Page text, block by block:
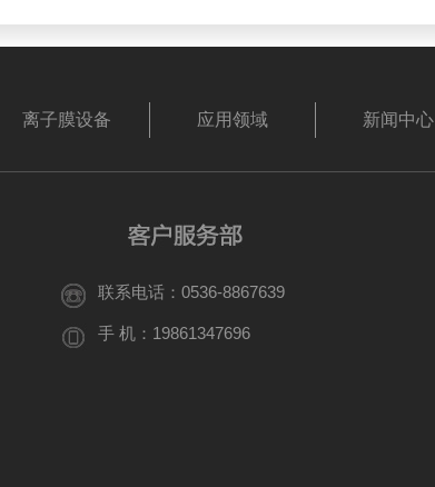
离子膜设备 应用领域 新闻中心
联系电话：0536-8867639
手 机：19861347696